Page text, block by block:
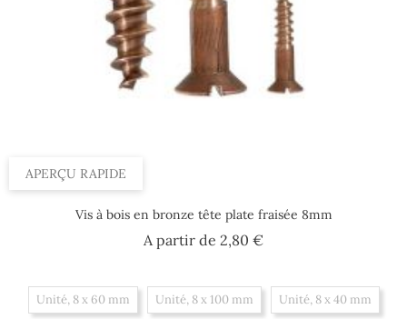
APERÇU RAPIDE
Vis à bois en bronze tête plate fraisée 8mm
A partir de 2,80 €Prix
Unité, 8 x 60 mm Unité, 8 x 100 mm Unité, 8 x 40 mm